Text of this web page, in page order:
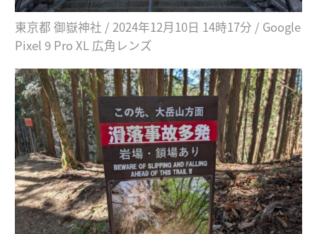
東京都 御嶽神社 / 2024年12月10日 14時17分 / Google
Pixel 9 Pro XL 広角レンズ